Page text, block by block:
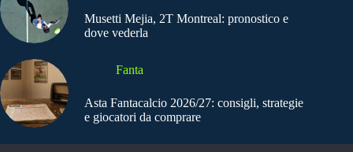
Musetti Mejia, 2T Montreal: pronostico e
dove vederla
Fanta
Asta Fantacalcio 2026/27: consigli, strategie
e giocatori da comprare